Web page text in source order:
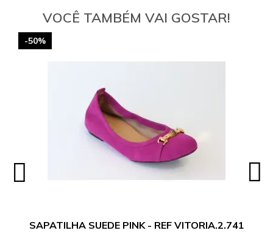
VOCÊ TAMBÉM VAI GOSTAR!
-50%
SAPATILHA SUEDE PINK - REF VITORIA.2.741